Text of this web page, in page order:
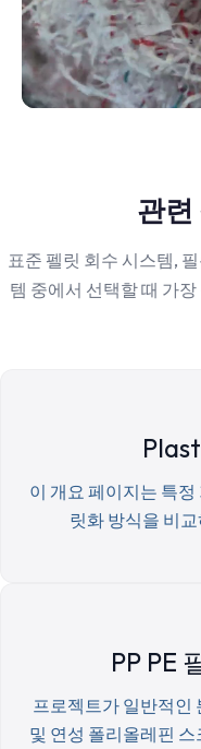
관련
표준 펠릿 회수 시스템,
템 중에서 선택할 때 가
이 개요 페이지는 특
릿화 방식을 비
PP PE
프로젝트가 일반적인
및 연성 폴리올레핀